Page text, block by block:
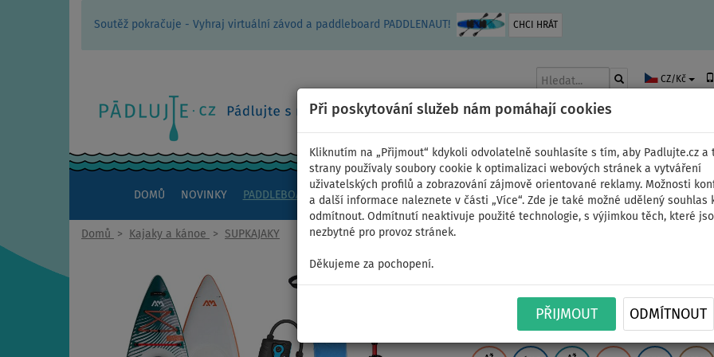
Soutěž pokračuje - Vyhraj virtuální závod a paddleboard PADDLENAUT! CHCI HRÁT
Při poskytování služeb nám pomáhají cookies
Kliknutím na „Přijmout“ kdykoli odvolatelně souhlasíte s tím, aby Padlujte.cz a
strany používaly soubory cookie k optimalizaci webových stránek a vytváření
uživatelských profilů a zobrazování zájmově orientované reklamy. Možnosti
a další informace naleznete v části „Více“. Zde je také možné udělený souhlas
odmítnout. Odmítnutí neaktivuje použité technologie, s výjimkou těch, které
nezbytné pro provoz stránek.
Děkujeme za pochopení.
PŘIJMOUT ODMÍTNOUT
CZ/Kč
DOMŮ NOVINKY PADDLEBOARDY KAJAKY ČLUNY A MOTORY PÁDLA PLACHTY OBLEČENÍ
Domů > Kajaky a kánoe > SUPKAJAKY
AQUA MARINA
paddleboard -